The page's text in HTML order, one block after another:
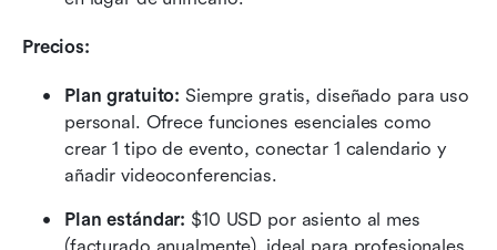
Precios:
Plan gratuito: Siempre gratis, diseñado para uso
personal. Ofrece funciones esenciales como
crear 1 tipo de evento, conectar 1 calendario y
añadir videoconferencias.
Plan estándar: $10 USD por asiento al mes